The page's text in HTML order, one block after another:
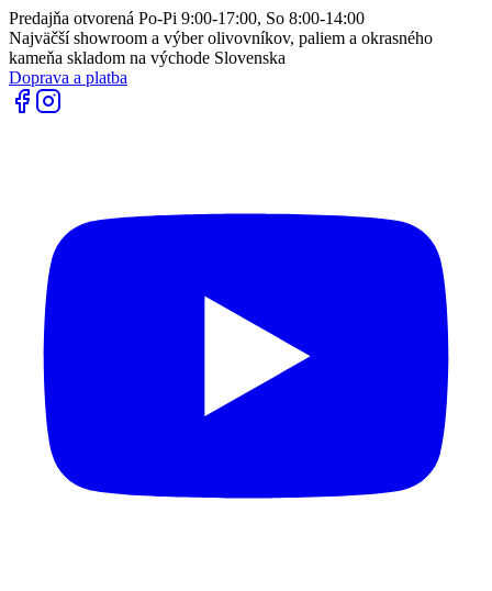
Predajňa otvorená Po-Pi 9:00-17:00, So 8:00-14:00
Najväčší showroom a výber olivovníkov, paliem a okrasného
kameňa skladom na východe Slovenska
Doprava a platba